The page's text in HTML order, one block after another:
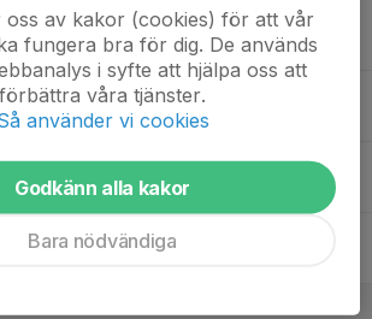
oss av kakor (cookies) för att vår
fungera bra för dig. De används
i syfte att hjälpa oss att
förbättra våra tjänster.
använder vi cookies
Godkänn alla kakor
Bara nödvändiga